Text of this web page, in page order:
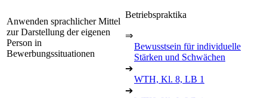
Anwenden sprachlicher Mittel
zur Darstellung der eigenen
Person in
Bewerbungssituationen
Betriebspraktika
⇒
Bewusstsein für individuelle
Stärken und Schwächen
➔
WTH, Kl. 8, LB 1
➔